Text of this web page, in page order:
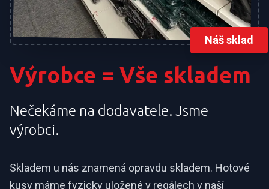
Výrobce = Vše skladem
Nečekáme na dodavatele. Jsme
výrobci.
Skladem u nás znamená opravdu skladem. Hotové
kusy máme fyzicky uložené v regálech v naší
Náš sklad